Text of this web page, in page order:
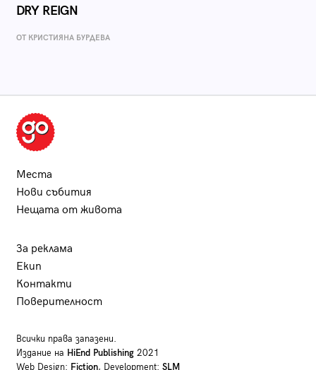
DRY REIGN
ОТ КРИСТИЯНА БУРДЕВА
Места
Нови събития
Нещата от живота
За реклама
Екип
Контакти
Поверителност
Всички права запазени.
Издание на HiEnd Publishing2021
Web Design: Fiction, Development: SLM